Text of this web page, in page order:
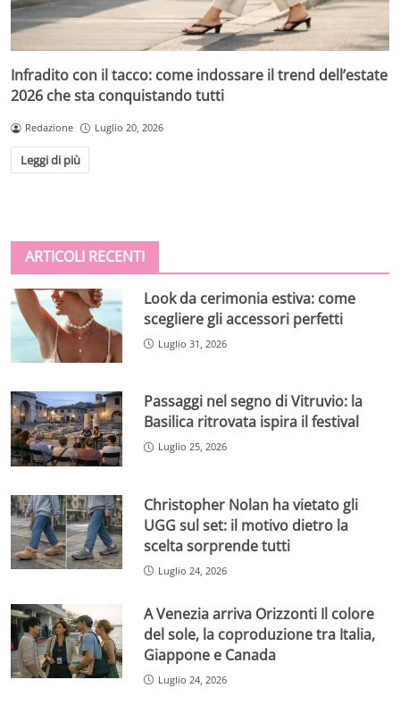
Infradito con il tacco: come indossare il trend dell’estate
2026 che sta conquistando tutti
Redazione Luglio 20, 2026
Leggi di più
ARTICOLI RECENTI
Look da cerimonia estiva: come
scegliere gli accessori perfetti
Luglio 31, 2026
Passaggi nel segno di Vitruvio: la
Basilica ritrovata ispira il festival
Luglio 25, 2026
Christopher Nolan ha vietato gli
UGG sul set: il motivo dietro la
scelta sorprende tutti
Luglio 24, 2026
A Venezia arriva Orizzonti Il colore
del sole, la coproduzione tra Italia,
Giappone e Canada
Luglio 24, 2026